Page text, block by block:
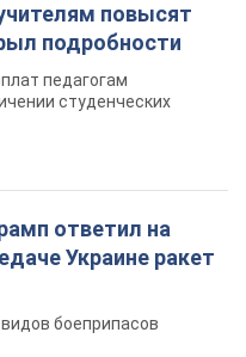
повысят
подробности
педагогам
студенческих
ответил на
Украине ракет
боеприпасов